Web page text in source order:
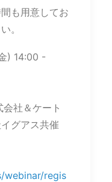
も用意してお
。
) 14:00 -
社＆ケート
グアス共催
webinar/regis